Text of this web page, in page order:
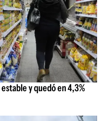
y quedó en 4,3%